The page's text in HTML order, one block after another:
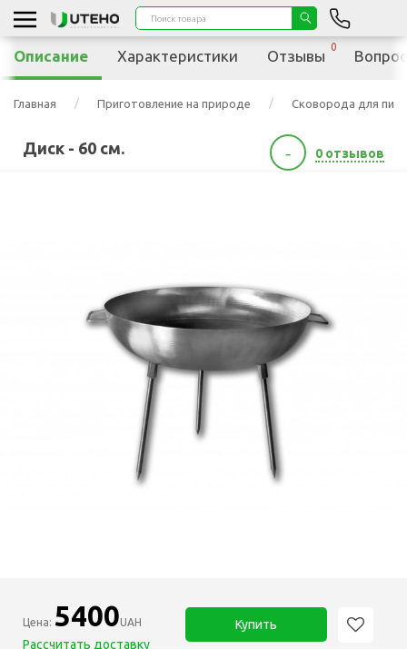
Главная Приготовление на природе Сковорода для
Диск - 60 см. - 0 отзывов
Цена: 5400UAH
Рассчитать доставку
Купить
Описание Характеристики Отзывы
0